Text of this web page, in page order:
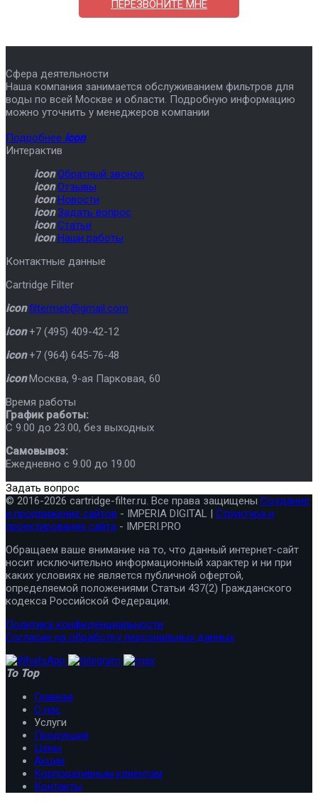
ПЕРЕЗВОНИТЕ МНЕ
Сфера деятельности
Наша компания занимается обслуживанием фильтров для
воды по всей Москве и области. Подробную информацию
можно уточнить у менеджеров компании
Подробнее icon
Интерактив
icon Обратный звонок
icon Отзывы
icon Новости
icon Задать вопрос
icon Статьи
icon Наши работы
Контактные данные
Cartridge Filter
icon filtermeb@gmail.com
icon +7 (495) 409-42-12
icon +7 (964) 645-76-48
icon Москва, 9-ая Парковая, 60
Время работы
График работы:
C 9.00 до 23.00, без выходных
Самовывоз:
Ежедневно с 9.00 до 19.00
Задать вопрос
© 2016-2026 cartridge-filter.ru. Все права защищены Создание
и продвижение сайтов - IMPERIA DIGITAL | Структура и
проектирование сайта - IMPERI.PRO
Обращаем ваше внимание на то, что данный интернет-сайт
носит исключительно информационный характер и ни при
каких условиях не является публичной офертой,
определяемой положениями Статьи 437(2) Гражданского
кодекса Российской Федерации.
Политика конфиденциальности
Согласие на обработку персональных данных
To Top
Главная
О нас
Услуги
Продукция
Цены
Акции
Корпоративным клиентам
Контакты